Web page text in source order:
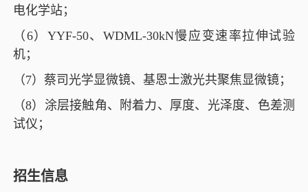
电化学站；
（ 6） YYF-50、 WDML-30kN慢应变速率拉伸试验
机；
（7）蔡司光学显微镜、基恩士激光共聚焦显微镜；
（8）涂层接触角、附着力、厚度、光泽度、色差测
试仪；
招生信息